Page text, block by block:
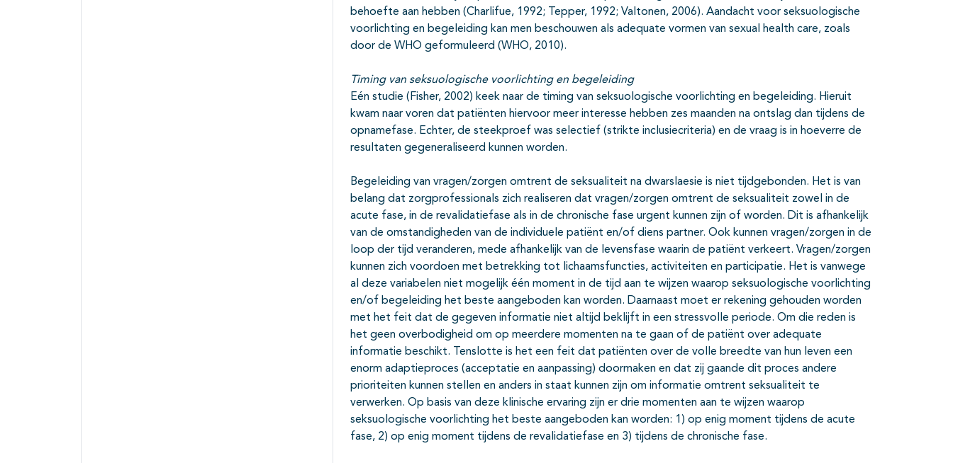
behoefte aan hebben (Charlifue, 1992; Tepper, 1992; Valtonen, 2006). Aandacht voor seksuologische
voorlichting en begeleiding kan men beschouwen als adequate vormen van sexual health care, zoals
door de WHO geformuleerd (WHO, 2010).
Timing van seksuologische voorlichting en begeleiding
Eén studie (Fisher, 2002) keek naar de timing van seksuologische voorlichting en begeleiding. Hieruit
kwam naar voren dat patiënten hiervoor meer interesse hebben zes maanden na ontslag dan tijdens de
opnamefase. Echter, de steekproef was selectief (strikte inclusiecriteria) en de vraag is in hoeverre de
resultaten gegeneraliseerd kunnen worden.
Begeleiding van vragen/zorgen omtrent de seksualiteit na dwarslaesie is niet tijdgebonden. Het is van
belang dat zorgprofessionals zich realiseren dat vragen/zorgen omtrent de seksualiteit zowel in de
acute fase, in de revalidatiefase als in de chronische fase urgent kunnen zijn of worden. Dit is afhankelijk
van de omstandigheden van de individuele patiënt en/of diens partner. Ook kunnen vragen/zorgen in de
loop der tijd veranderen, mede afhankelijk van de levensfase waarin de patiënt verkeert. Vragen/zorgen
kunnen zich voordoen met betrekking tot lichaamsfuncties, activiteiten en participatie. Het is vanwege
al deze variabelen niet mogelijk één moment in de tijd aan te wijzen waarop seksuologische voorlichting
en/of begeleiding het beste aangeboden kan worden. Daarnaast moet er rekening gehouden worden
met het feit dat de gegeven informatie niet altijd beklijft in een stressvolle periode. Om die reden is
het geen overbodigheid om op meerdere momenten na te gaan of de patiënt over adequate
informatie beschikt. Tenslotte is het een feit dat patiënten over de volle breedte van hun leven een
enorm adaptieproces (acceptatie en aanpassing) doormaken en dat zij gaande dit proces andere
prioriteiten kunnen stellen en anders in staat kunnen zijn om informatie omtrent seksualiteit te
verwerken. Op basis van deze klinische ervaring zijn er drie momenten aan te wijzen waarop
seksuologische voorlichting het beste aangeboden kan worden: 1) op enig moment tijdens de acute
fase, 2) op enig moment tijdens de revalidatiefase en 3) tijdens de chronische fase.